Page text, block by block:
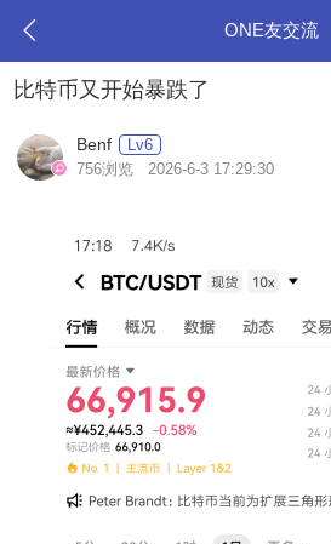
ONE友交流
比特币又开始暴跌了
Benf
Lv6
756浏览 2026-6-3 17:29:30